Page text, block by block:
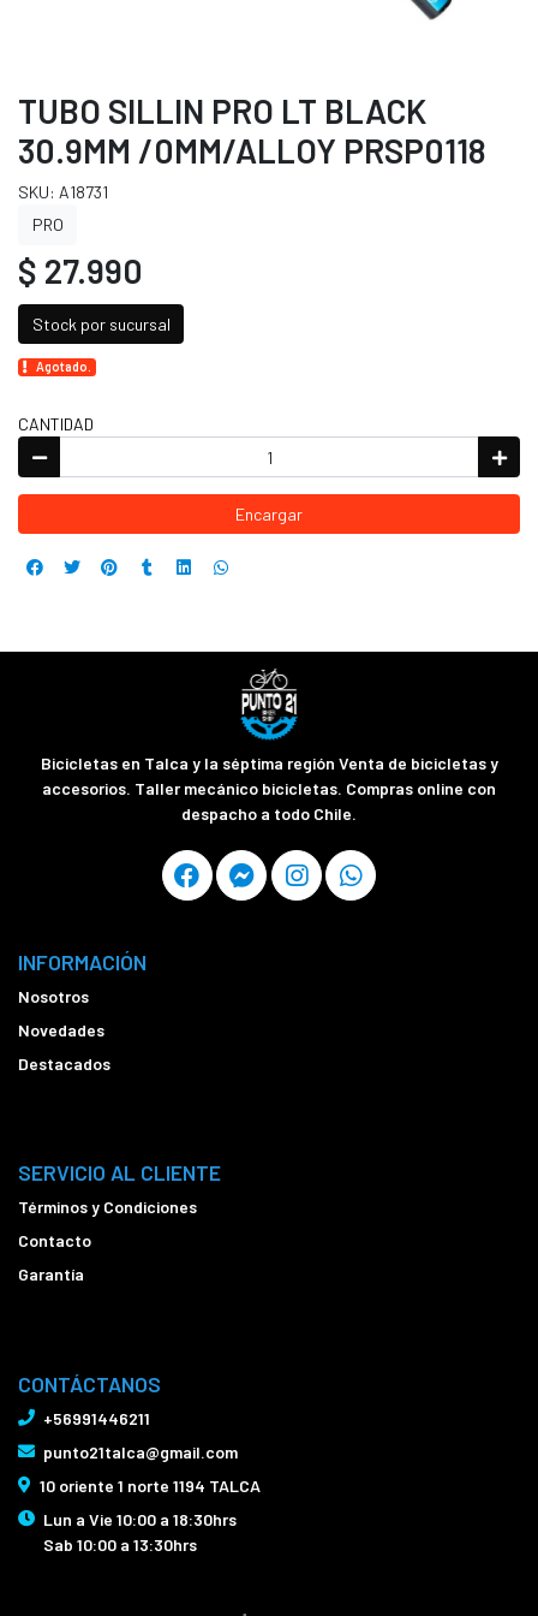
TUBO SILLIN PRO LT BLACK
30.9MM /0MM/ALLOY PRSP0118
SKU: A18731
PRO
$ 27.990
Stock por sucursal
Agotado.
CANTIDAD
Encargar
Bicicletas en Talca y la séptima región Venta de bicicletas y
accesorios. Taller mecánico bicicletas. Compras online con
despacho a todo Chile.
INFORMACIÓN
Nosotros
Novedades
Destacados
SERVICIO AL CLIENTE
Términos y Condiciones
Contacto
Garantía
CONTÁCTANOS
+56991446211
punto21talca@gmail.com
10 oriente 1 norte 1194 TALCA
Lun a Vie 10:00 a 18:30hrs
Sab 10:00 a 13:30hrs